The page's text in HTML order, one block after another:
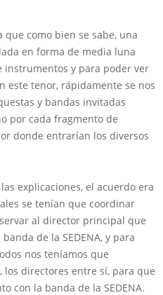
como bien se sabe, una
en forma de media luna
instrumentos y para poder ver
este tenor, rápidamente se nos
y bandas invitadas
por cada fragmento de
donde entrarían los diversos
explicaciones, el acuerdo era
se tenían que coordinar
al director principal que
de la SEDENA, y para
nos teníamos que
directores entre sí, para que
con la banda de la SEDENA.